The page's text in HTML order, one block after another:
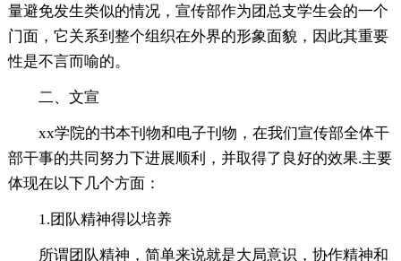
量避免发生类似的情况，宣传部作为团总支学生会的一个
门面，它关系到整个组织在外界的形象面貌，因此其重要
性是不言而喻的。
二、文宣
xx学院的书本刊物和电子刊物，在我们宣传部全体干
部干事的共同努力下进展顺利，并取得了良好的效果.主要
体现在以下几个方面：
1.团队精神得以培养
所谓团队精神，简单来说就是大局意识，协作精神和